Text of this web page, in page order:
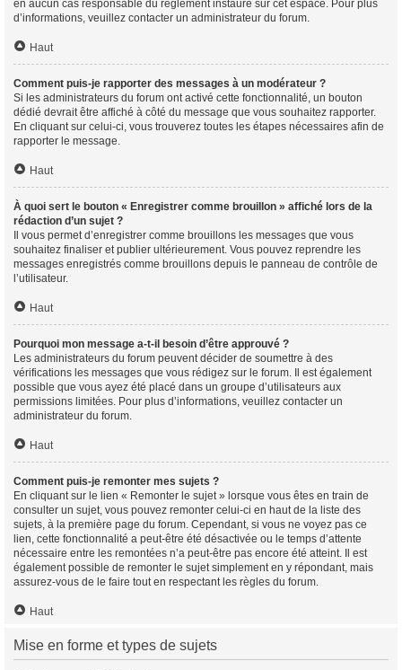
en aucun cas responsable du règlement instauré sur cet espace. Pour plus
d’informations, veuillez contacter un administrateur du forum.
Haut
Comment puis-je rapporter des messages à un modérateur ?
Si les administrateurs du forum ont activé cette fonctionnalité, un bouton
dédié devrait être affiché à côté du message que vous souhaitez rapporter.
En cliquant sur celui-ci, vous trouverez toutes les étapes nécessaires afin de
rapporter le message.
Haut
À quoi sert le bouton « Enregistrer comme brouillon » affiché lors de la
rédaction d’un sujet ?
Il vous permet d’enregistrer comme brouillons les messages que vous
souhaitez finaliser et publier ultérieurement. Vous pouvez reprendre les
messages enregistrés comme brouillons depuis le panneau de contrôle de
l’utilisateur.
Haut
Pourquoi mon message a-t-il besoin d’être approuvé ?
Les administrateurs du forum peuvent décider de soumettre à des
vérifications les messages que vous rédigez sur le forum. Il est également
possible que vous ayez été placé dans un groupe d’utilisateurs aux
permissions limitées. Pour plus d’informations, veuillez contacter un
administrateur du forum.
Haut
Comment puis-je remonter mes sujets ?
En cliquant sur le lien « Remonter le sujet » lorsque vous êtes en train de
consulter un sujet, vous pouvez remonter celui-ci en haut de la liste des
sujets, à la première page du forum. Cependant, si vous ne voyez pas ce
lien, cette fonctionnalité a peut-être été désactivée ou le temps d’attente
nécessaire entre les remontées n’a peut-être pas encore été atteint. Il est
également possible de remonter le sujet simplement en y répondant, mais
assurez-vous de le faire tout en respectant les règles du forum.
Haut
Mise en forme et types de sujets